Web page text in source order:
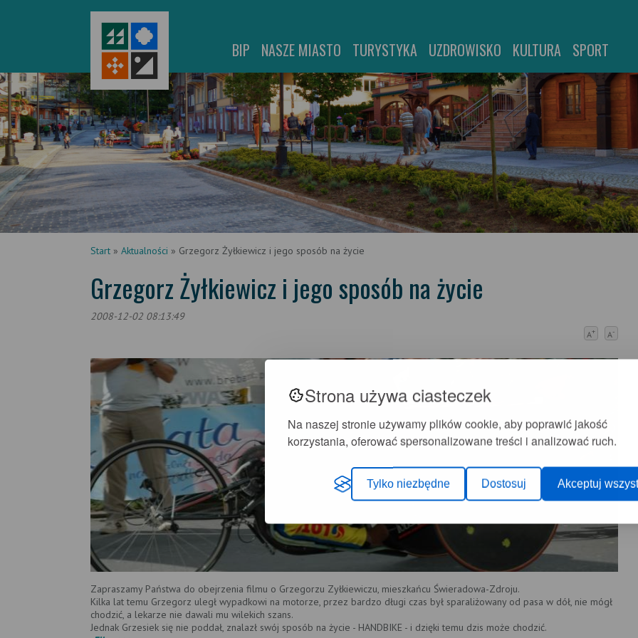
Strona używa ciasteczek
Na naszej stronie używamy plików cookie, aby poprawić jakość
korzystania, oferować spersonalizowane treści i analizować ruch.
Tylko niezbędne Dostosuj Akceptuj
BIP NASZE MIASTO TURYSTYKA UZDROWISKO KULTURA SPORT
Start » Aktualności » Grzegorz Żyłkiewicz i jego sposób na życie
Grzegorz Żyłkiewicz i jego sposób na życie
2008-12-02 08:13:49
A+ A-
Zapraszamy Państwa do obejrzenia filmu o Grzegorzu Zyłkiewiczu, mieszkańcu Świeradowa-Zdroju.
Kilka lat temu Grzegorz uległ wypadkowi na motorze, przez bardzo długi czas był sparaliżowany od pasa w dół, nie mógł
chodzić, a lekarze nie dawali mu wilekich szans.
Jednak Grzesiek się nie poddał, znalazł swój sposób na życie - HANDBIKE - i dzięki temu dzis może chodzić.